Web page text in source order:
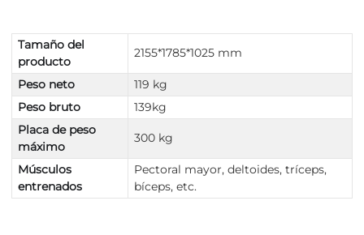
Tamaño del
producto
2155*1785*1025 mm
Peso neto
119 kg
Peso bruto
139kg
Placa de peso
máximo
300 kg
Músculos
entrenados
Pectoral mayor, deltoides, tríceps,
bíceps, etc.